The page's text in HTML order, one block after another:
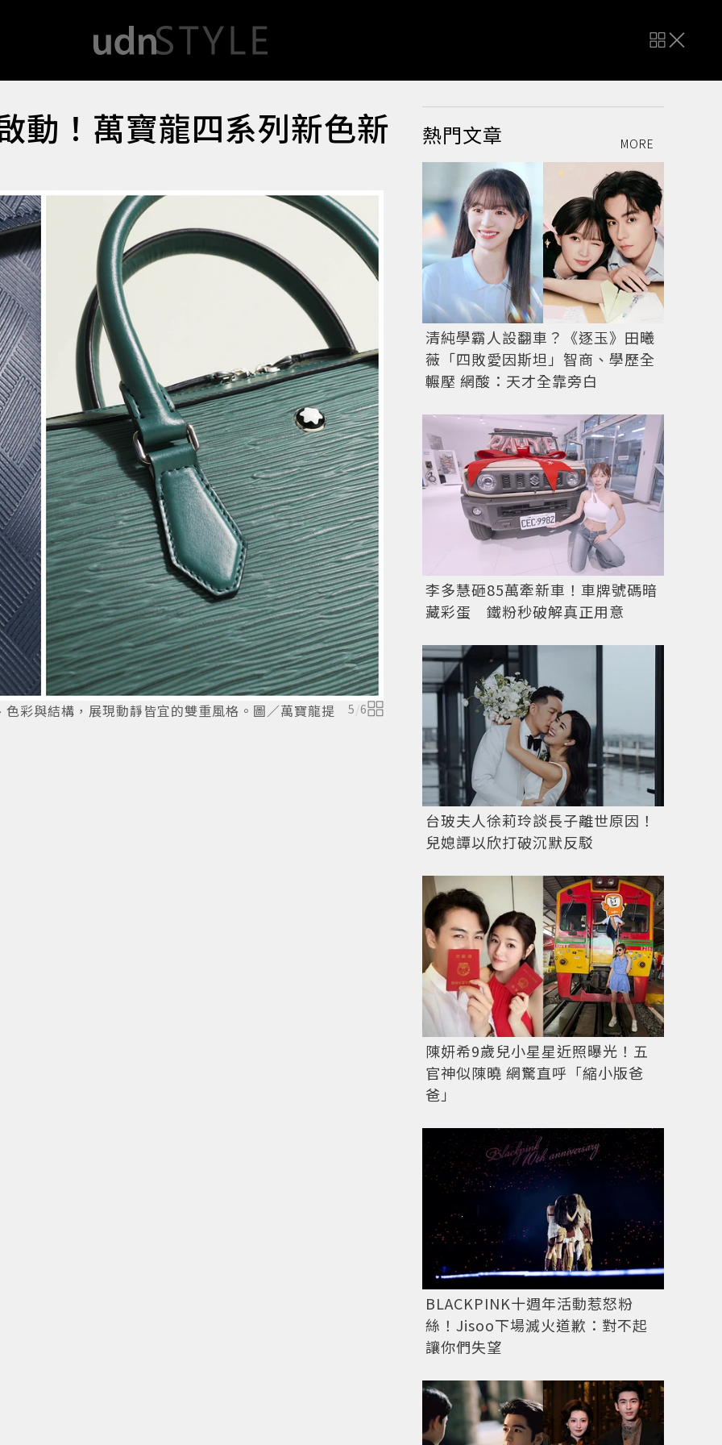
動！萬寶龍四系列新色新
彩與結構，展現動靜皆宜的雙重風格。圖／萬寶龍提
5/6
Extreme 3.0手拿包除了隨手執取、接上背帶後還可當
熱門文章 MORE
清純學霸人設翻車？《逐玉》田曦
薇「四敗愛因斯坦」智商、學歷全
輾壓 網酸：天才全靠旁白
李多慧砸85萬牽新車！車牌號碼暗
藏彩蛋 鐵粉秒破解真正用意
台玻夫人徐莉玲談長子離世原因！
兒媳譚以欣打破沉默反駁
陳妍希9歲兒小星星近照曝光！五
官神似陳曉 網驚直呼「縮小版爸
爸」
BLACKPINK十週年活動惹怒粉
絲！Jisoo下場滅火道歉：對不起
讓你們失望